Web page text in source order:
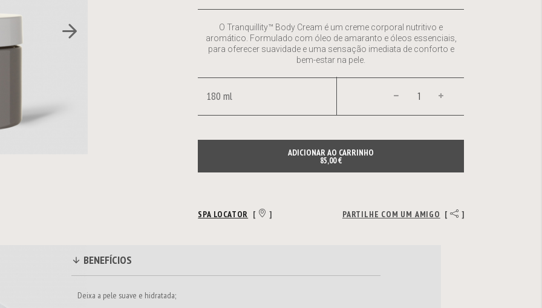
O Tranquillity™ Body Cream é um creme corporal nutritivo e
aromático. Formulado com óleo de amaranto e óleos essenciais,
para oferecer suavidade e uma sensação imediata de conforto e
bem-estar na pele.
ADICIONAR AO CARRINHO
85,00 €
180 ml
SPA LOCATOR [ ] PARTILHE COM UM AMIGO [ ]
BENEFÍCIOS
Deixa a pele suave e hidratada;